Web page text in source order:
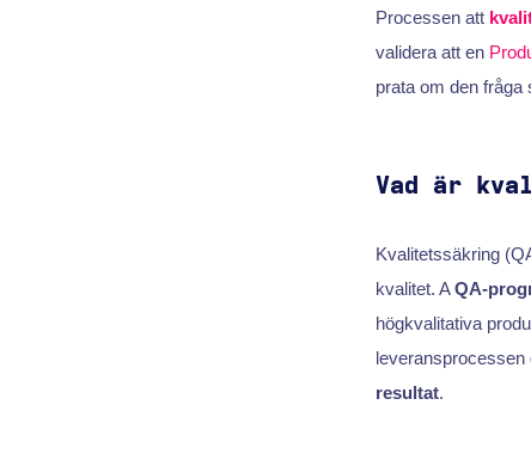
Processen att
validera att en
prata om den fråga
Vad är
Kvalitetssäkring
kvalitet. AQA-
högkvalitativa
leveransprocessen
resultat.